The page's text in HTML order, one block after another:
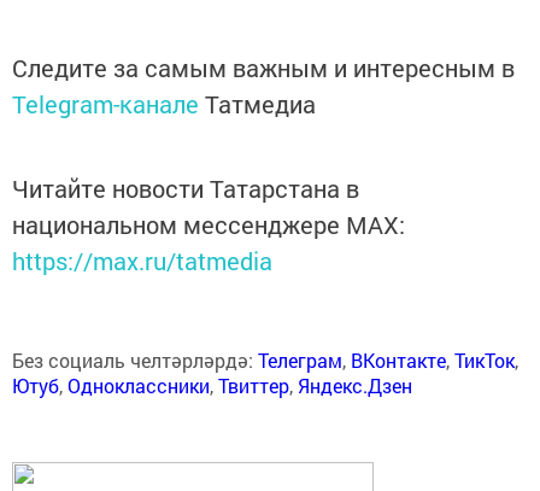
Следите за самым важным и интересным в
Telegram-канале Татмедиа
Читайте новости Татарстана в
национальном мессенджере MАХ:
https://max.ru/tatmedia
Без социаль челтәрләрдә: Телеграм, ВКонтакте,ТикТок,
Ютуб,Одноклассники,Твиттер, Яндекс.Дзен